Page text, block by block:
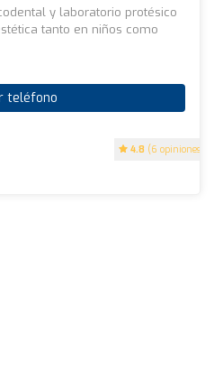
4.8 (6 opiniones)
y laboratorio protésico
tanto en niños como
teléfono